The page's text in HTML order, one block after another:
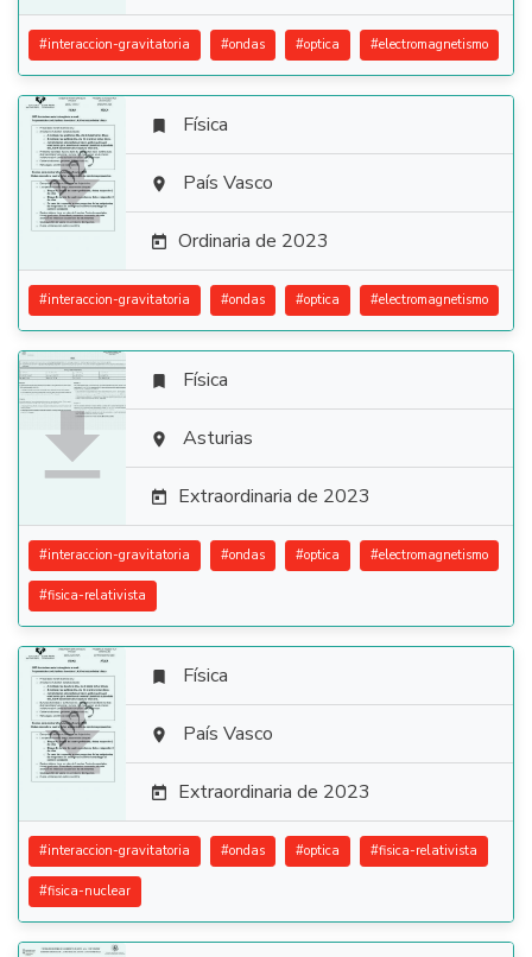
#interaccion-gravitatoria #ondas #optica #electromagnetismo

 Física
 País Vasco
 Ordinaria de 2023
#interaccion-gravitatoria #ondas #optica #electromagnetismo

 Física
 Asturias
 Extraordinaria de 2023
#interaccion-gravitatoria #ondas #optica #electromagnetismo
#fisica-relativista

 Física
 País Vasco
 Extraordinaria de 2023
#interaccion-gravitatoria #ondas #optica #fisica-relativista
#fisica-nuclear